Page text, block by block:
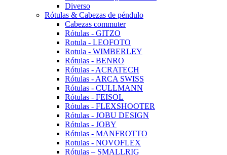
Diverso
Rótulas & Cabezas de péndulo
Cabezas commuter
Rótulas - GITZO
Rotula - LEOFOTO
Rotula - WIMBERLEY
Rótulas - BENRO
Rótulas - ACRATECH
Rótulas - ARCA SWISS
Rótulas - CULLMANN
Rótulas - FEISOL
Rótulas - FLEXSHOOTER
Rótulas - JOBU DESIGN
Rótulas - JOBY
Rótulas - MANFROTTO
Rotulas - NOVOFLEX
Rótulas – SMALLRIG